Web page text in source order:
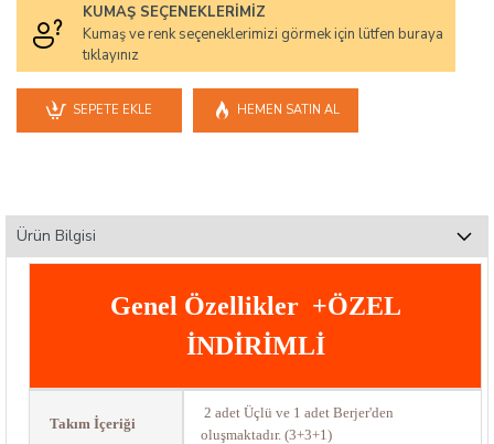
KUMAŞ SEÇENEKLERIMIZ
Kumaş ve renk seçeneklerimizi görmek için lütfen buraya
tıklayınız
SEPETE EKLE HEMEN SATIN AL
Ürün Bilgisi
Genel Özellikler +ÖZEL
İNDİRİMLİ
Takım İçeriği
2 adet Üçlü ve 1 adet Berjer'den
oluşmaktadır. (3+3+1)